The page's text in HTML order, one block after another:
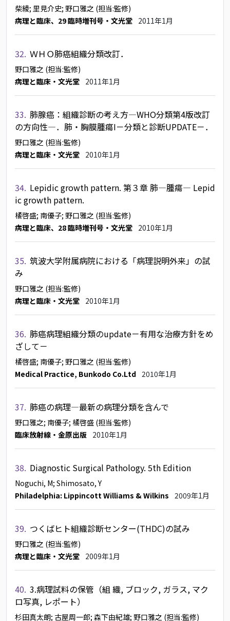
柴綾; 里見介史; 野口雅之 (担当:監修)
病理と臨床、29 臨時増刊号・文光堂 2011年1月
32. ＷＨＯ肺癌組織分類改訂．
野口雅之 (担当:監修)
病理と臨床・文光堂 2011年1月
33. 肺腺癌：組織診断の考え方―WHO分類第4版改訂
の方向性―．肺・胸膜腫瘍I－分類と診断UPDATE－．
野口雅之 (担当:監修)
病理と臨床・文光堂 2010年1月
34. Lepidic growth pattern. 第３章 肺―腫瘍― Lepid
ic growth pattern.
橘啓盛; 南優子; 野口雅之 (担当:監修)
病理と臨床、28 臨時増刊号・文光堂 2010年1月
35. 筑波大学附属病院における「病理説明外来」の試
み
野口雅之 (担当:監修)
病理と臨床・文光堂 2010年1月
36. 肺癌病理組織分類のupdate－有用な治療方針をめ
ざして－
橘啓盛; 南優子; 野口雅之 (担当:監修)
Medical Practice, Bunkodo Co.Ltd 2010年1月
37. 肺癌の病理―最新の病理分類を含んで
野口雅之; 南優子; 橘啓盛 (担当:監修)
臨床放射線・金原出版 2010年1月
38. Diagnostic Surgical Pathology. 5th Edition
Noguchi, M; Shimosato, Y
Philadelphia: Lippincott Williams & Wilkins 2009年1月
39. つくばヒト組織診断センター(THDC)の試み
野口雅之 (担当:監修)
病理と臨床・文光堂 2009年1月
40. 3.病理試料の保管（組 織, ブロック, ガラス, マク
ロ写真, レポート）
杉田真太朗; 古屋周一郎; 森下由紀雄; 野口雅之 (担当:監修)